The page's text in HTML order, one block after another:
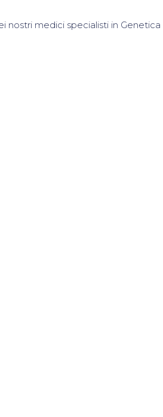
nostri medici specialisti in